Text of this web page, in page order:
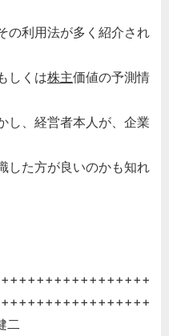
の利用法が多く紹介され
しくは株主価値の予測情
し、経営者本人が、企業
した方が良いのかも知れ
二